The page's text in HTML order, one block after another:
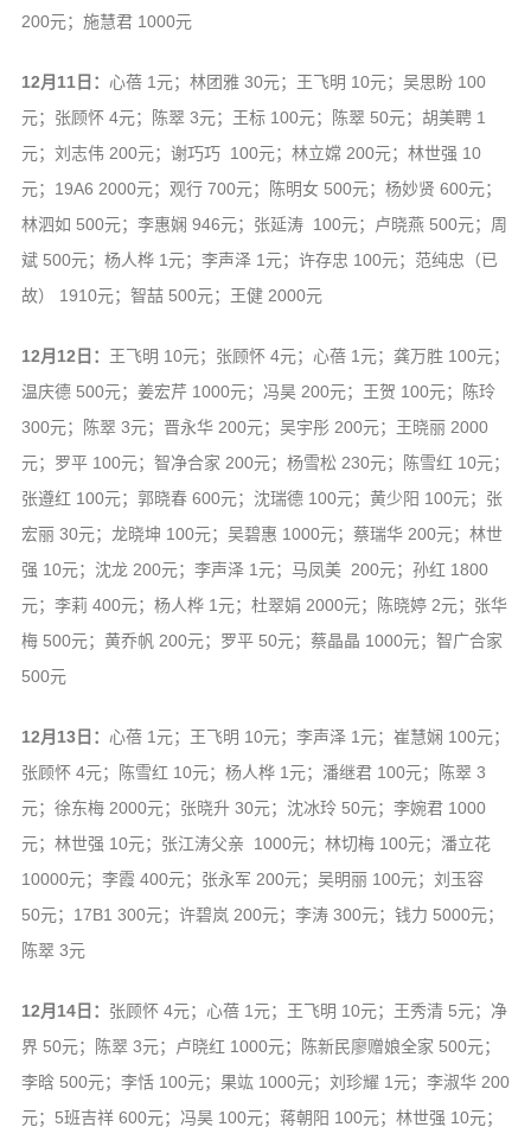
200元；施慧君 1000元
12月11日： 心蓓 1元；林团雅 30元；王飞明 10元；吴思盼 100
元；张顾怀 4元；陈翠 3元；王标 100元；陈翠 50元；胡美聘 1
元；刘志伟 200元；谢巧巧 100元；林立嫦 200元；林世强 10
元；19A6 2000元；观行 700元；陈明女 500元；杨妙贤 600元；
林泗如 500元；李惠娴 946元；张延涛 100元；卢晓燕 500元；周
斌 500元；杨人桦 1元；李声泽 1元；许存忠 100元；范纯忠（已
故） 1910元；智喆 500元；王健 2000元
12月12日： 王飞明 10元；张顾怀 4元；心蓓 1元；龚万胜 100元；
温庆德 500元；姜宏芹 1000元；冯昊 200元；王贺 100元；陈玲
300元；陈翠 3元；晋永华 200元；吴宇彤 200元；王晓丽 2000
元；罗平 100元；智净合家 200元；杨雪松 230元；陈雪红 10元；
张遵红 100元；郭晓春 600元；沈瑞德 100元；黄少阳 100元；张
宏丽 30元；龙晓坤 100元；吴碧惠 1000元；蔡瑞华 200元；林世
强 10元；沈龙 200元；李声泽 1元；马凤美 200元；孙红 1800
元；李莉 400元；杨人桦 1元；杜翠娟 2000元；陈晓婷 2元；张华
梅 500元；黄乔帆 200元；罗平 50元；蔡晶晶 1000元；智广合家
500元
12月13日： 心蓓 1元；王飞明 10元；李声泽 1元；崔慧娴 100元；
张顾怀 4元；陈雪红 10元；杨人桦 1元；潘继君 100元；陈翠 3
元；徐东梅 2000元；张晓升 30元；沈冰玲 50元；李婉君 1000
元；林世强 10元；张江涛父亲 1000元；林切梅 100元；潘立花
10000元；李霞 400元；张永军 200元；吴明丽 100元；刘玉容
50元；17B1 300元；许碧岚 200元；李涛 300元；钱力 5000元；
陈翠 3元
12月14日： 张顾怀 4元；心蓓 1元；王飞明 10元；王秀清 5元；净
界 50元；陈翠 3元；卢晓红 1000元；陈新民廖赠娘全家 500元；
李晗 500元；李恬 100元；果竑 1000元；刘珍耀 1元；李淑华 200
元；5班吉祥 600元；冯昊 100元；蒋朝阳 100元；林世强 10元；